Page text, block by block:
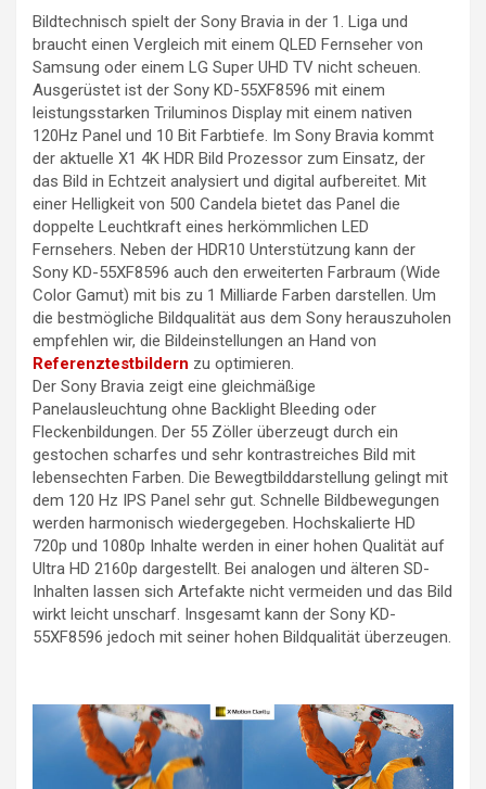
Bildtechnisch spielt der Sony Bravia in der 1. Liga und
braucht einen Vergleich mit einem QLED Fernseher von
Samsung oder einem LG Super UHD TV nicht scheuen.
Ausgerüstet ist der Sony KD-55XF8596 mit einem
leistungsstarken Triluminos Display mit einem nativen
120Hz Panel und 10 Bit Farbtiefe. Im Sony Bravia kommt
der aktuelle X1 4K HDR Bild Prozessor zum Einsatz, der
das Bild in Echtzeit analysiert und digital aufbereitet. Mit
einer Helligkeit von 500 Candela bietet das Panel die
doppelte Leuchtkraft eines herkömmlichen LED
Fernsehers. Neben der HDR10 Unterstützung kann der
Sony KD-55XF8596 auch den erweiterten Farbraum (Wide
Color Gamut) mit bis zu 1 Milliarde Farben darstellen. Um
die bestmögliche Bildqualität aus dem Sony herauszuholen
empfehlen wir, die Bildeinstellungen an Hand von
Referenztestbildern zu optimieren.
Der Sony Bravia zeigt eine gleichmäßige
Panelausleuchtung ohne Backlight Bleeding oder
Fleckenbildungen. Der 55 Zöller überzeugt durch ein
gestochen scharfes und sehr kontrastreiches Bild mit
lebensechten Farben. Die Bewegtbilddarstellung gelingt mit
dem 120 Hz IPS Panel sehr gut. Schnelle Bildbewegungen
werden harmonisch wiedergegeben. Hochskalierte HD
720p und 1080p Inhalte werden in einer hohen Qualität auf
Ultra HD 2160p dargestellt. Bei analogen und älteren SD-
Inhalten lassen sich Artefakte nicht vermeiden und das Bild
wirkt leicht unscharf. Insgesamt kann der Sony KD-
55XF8596 jedoch mit seiner hohen Bildqualität überzeugen.